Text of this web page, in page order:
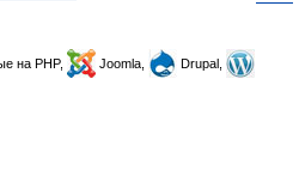
на PHP, Joomla,
Drupal,